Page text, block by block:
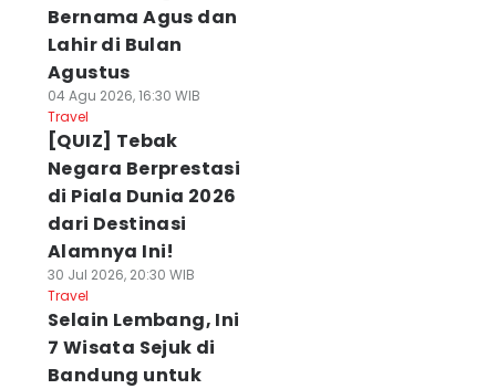
Bernama Agus dan
Lahir di Bulan
Agustus
04 Agu 2026, 16:30 WIB
Travel
[QUIZ] Tebak
Negara Berprestasi
di Piala Dunia 2026
dari Destinasi
Alamnya Ini!
30 Jul 2026, 20:30 WIB
Travel
Selain Lembang, Ini
7 Wisata Sejuk di
Bandung untuk